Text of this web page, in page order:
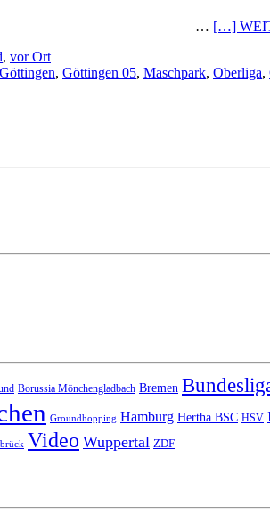
… […]
, vor Ort
Göttingen, Göttingen 05, Maschpark, Oberliga,
Borussia Mönchengladbach Bremen
Groundhopping Hamburg Hertha BSC HSV
Video Wuppertal ZDF